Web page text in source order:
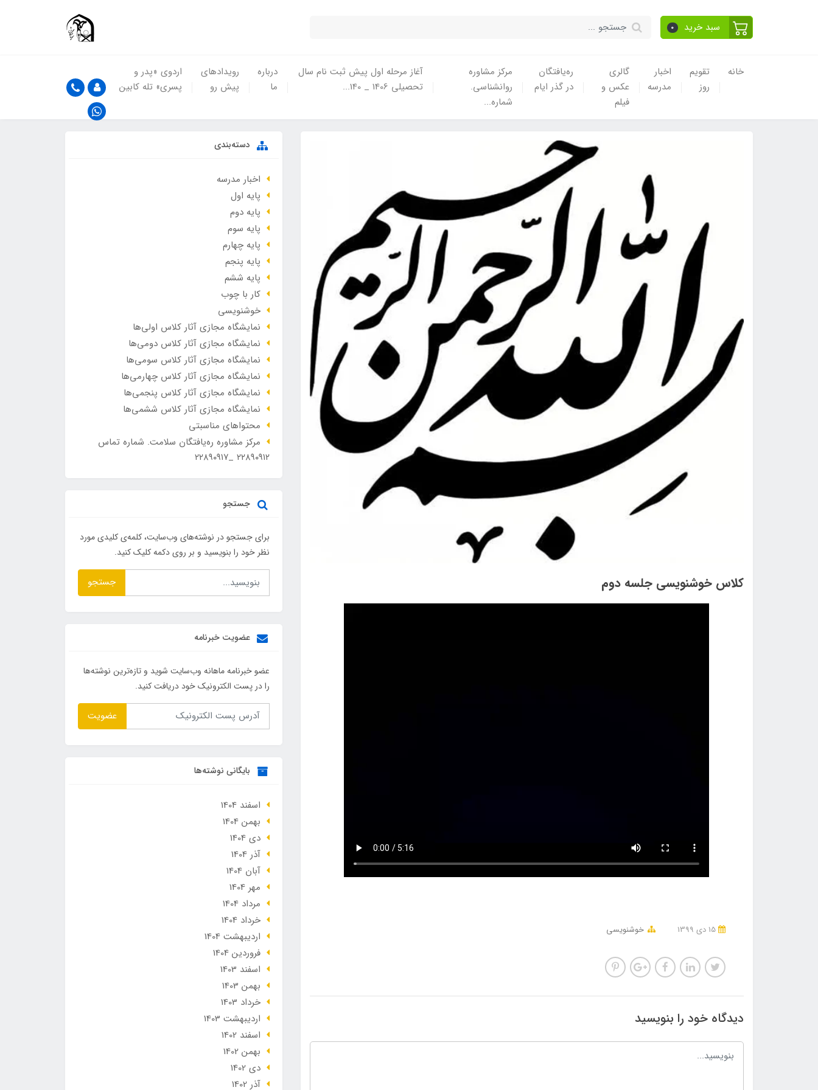
سبد خرید 0
خانه
تقویم
روز
اخبار
مدرسه
گالری
عکس و
فیلم
ره‌یافتگان
در گذر ایام
مرکز مشاوره
روانشناسی.
شماره...
آغاز مرحله اول پیش ثبت نام سال
تحصیلی 1406 _ 140...
درباره
ما
رویدادهای
پیش رو
اردوی «پدر و
پسری» تله کابین
کلاس خوشنویسی جلسه دوم
خوشنویسی
دیدگاه خود را بنویسید
دسته‌بندی
اخبار مدرسه
پایه اول
پایه دوم
پایه سوم
پایه چهارم
پایه پنجم
پایه ششم
کار با چوب
خوشنویسی
نمایشگاه مجازی آثار کلاس اولی‌ها
نمایشگاه مجازی آثار کلاس دومی‌ها
نمایشگاه مجازی آثار کلاس سومی‌ها
نمایشگاه مجازی آثار کلاس چهارمی‌ها
نمایشگاه مجازی آثار کلاس پنجمی‌ها
نمایشگاه مجازی آثار کلاس ششمی‌ها
محتواهای مناسبتی
مرکز مشاوره ره‌یافتگان سلامت. شماره تماس
۲۲۸۹۰۹۱۲ _۲۲۸۹۰۹۱۷
جستجو
برای جستجو در نوشته‌های وب‌سایت، کلمه‌ی کلیدی مورد
نظر خود را بنویسید و بر روی دکمه کلیک کنید.
جستجو
عضویت خبرنامه
عضو خبرنامه ماهانه وب‌سایت شوید و تازه‌ترین نوشته‌ها
را در پست الکترونیک خود دریافت کنید.
عضویت
بایگانی نوشته‌ها
اسفند 1404
بهمن 1404
دی 1404
آذر 1404
آبان 1404
مهر 1404
مرداد 1404
خرداد 1404
ارديبهشت 1404
فروردین 1404
اسفند 1403
بهمن 1403
خرداد 1403
ارديبهشت 1403
اسفند 1402
بهمن 1402
دی 1402
آذر 1402